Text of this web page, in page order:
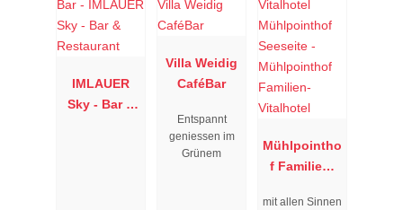
IMLAUER
Sky - Bar &
Villa Weidig
CaféBar
Entspannt
geniessen im
Grünem
Mühlpointho
f Familien-
mit allen Sinnen